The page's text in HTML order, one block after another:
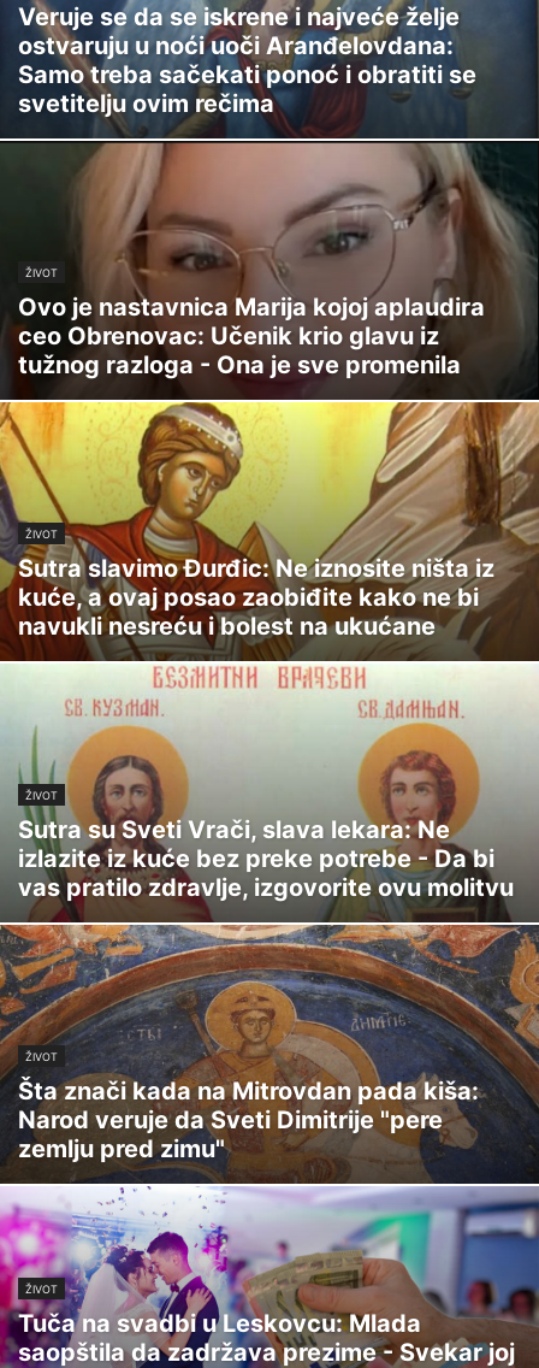
Veruje se da se iskrene i najveće želje
ostvaruju u noći uoči Aranđelovdana:
Samo treba sačekati ponoć i obratiti se
svetitelju ovim rečima
ŽIVOT
Ovo je nastavnica Marija kojoj aplaudira
ceo Obrenovac: Učenik krio glavu iz
tužnog razloga - Ona je sve promenila
ŽIVOT
Sutra slavimo Đurđic: Ne iznosite ništa iz
kuće, a ovaj posao zaobiđite kako ne bi
navukli nesreću i bolest na ukućane
ŽIVOT
Sutra su Sveti Vrači, slava lekara: Ne
izlazite iz kuće bez preke potrebe - Da bi
vas pratilo zdravlje, izgovorite ovu molitvu
ŽIVOT
Šta znači kada na Mitrovdan pada kiša:
Narod veruje da Sveti Dimitrije "pere
zemlju pred zimu"
ŽIVOT
Tuča na svadbi u Leskovcu: Mlada
saopštila da zadržava prezime - Svekar joj